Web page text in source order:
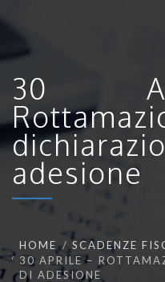
30
adesione
HOME
SCADENZE
30 APRILE –
DI ADESIONE